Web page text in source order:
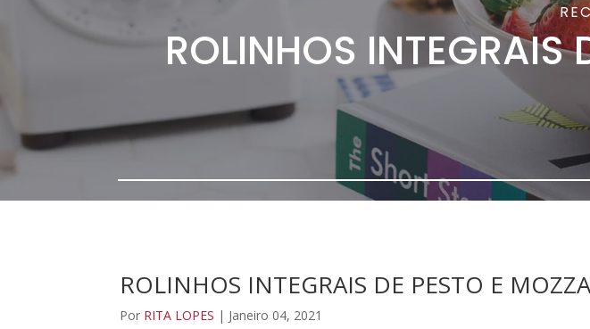
ROLINHOS INTEGRAIS
ROLINHOS INTEGRAIS DE PESTO E
Por RITA LOPES | Janeiro 04, 2021